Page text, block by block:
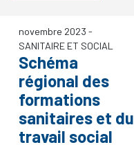
novembre 2023 -
SANITAIRE ET SOCIAL
Schéma
régional des
formations
sanitaires et du
travail social